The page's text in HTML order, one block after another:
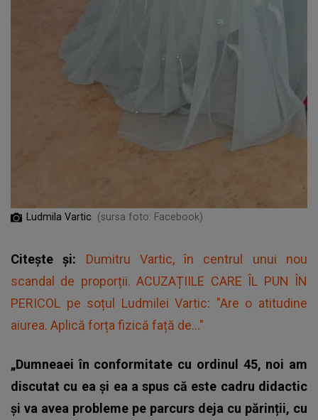
Ludmila Vartic (sursa foto: Facebook)
Citește și: Dumitru Vartic, în centrul unui nou
scandal de proporții. ACUZAȚIILE CARE ÎL PUN ÎN
PERICOL pe soțul Ludmilei Vartic: "Are o atitudine
aiurea. Aplică forța fizică față de..."
„Dumneaei în conformitate cu ordinul 45, noi am
discutat cu ea și ea a spus că este cadru didactic
și va avea probleme pe parcurs deja cu părinții, cu